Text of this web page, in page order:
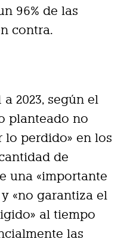
96% de las
contra.
2023, según el
planteado no
lo perdido» en los
de
una «importante
«no garantiza el
al tiempo
las